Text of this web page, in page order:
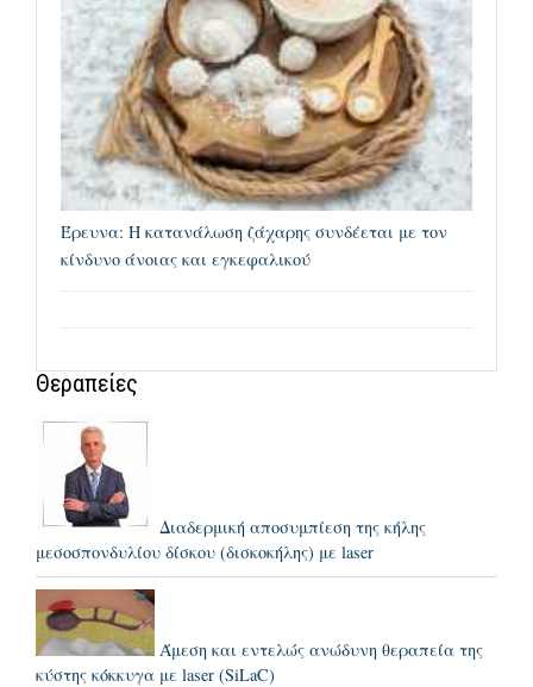
Έρευνα: Η κατανάλωση ζάχαρης συνδέεται με τον
κίνδυνο άνοιας και εγκεφαλικού
Θεραπείες
Διαδερμική αποσυμπίεση της κήλης
μεσοσπονδυλίου δίσκου (δισκοκήλης) με laser
Άμεση και εντελώς ανώδυνη θεραπεία της
κύστης κόκκυγα με laser (SiLaC)